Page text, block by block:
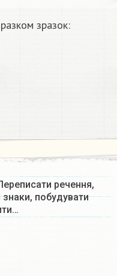
зразок:
речення,
побудувати